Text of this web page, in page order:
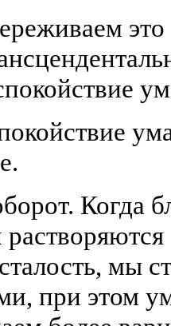
это
Когда
мы
при этом